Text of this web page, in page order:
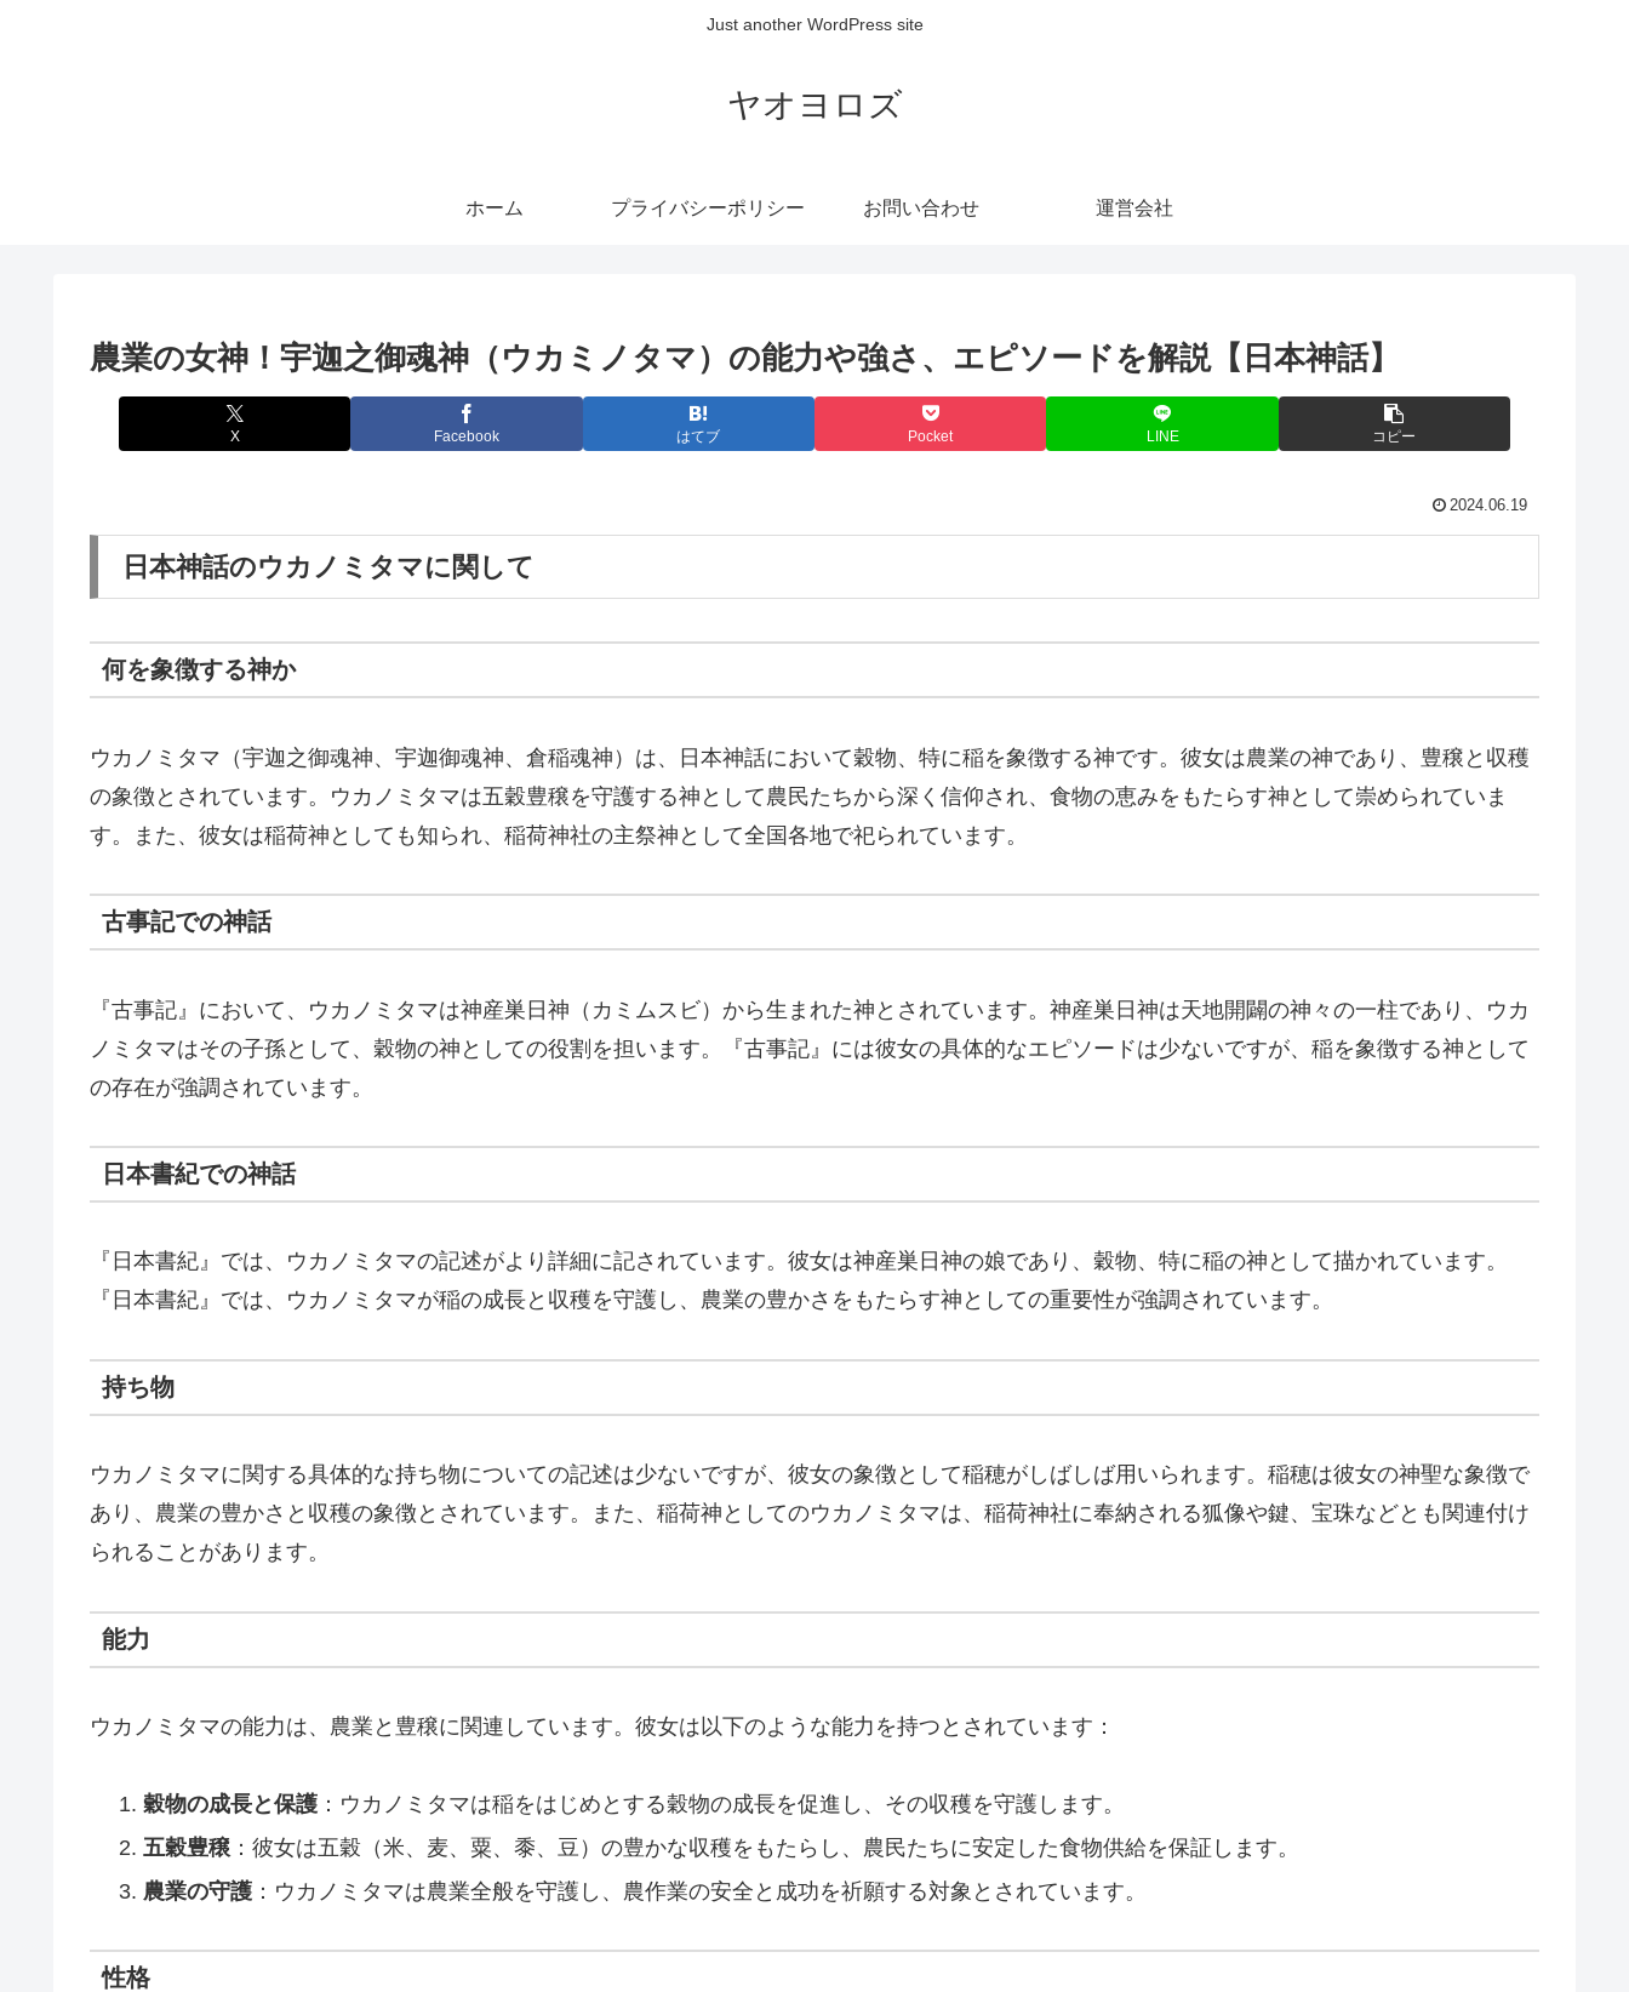
Just another WordPress site
ヤオヨロズ
ホーム プライバシーポリシー お問い合わせ 運営会社
農業の女神！宇迦之御魂神（ウカミノタマ）の能力や強さ、エピソードを解説【日本神話】
X Facebook はてブ Pocket LINE コピー
2024.06.19
日本神話のウカノミタマに関して
何を象徴する神か
ウカノミタマ（宇迦之御魂神、宇迦御魂神、倉稲魂神）は、日本神話において穀物、特に稲を象徴する神です。彼女は農業の神であり、豊穣と収穫
の象徴とされています。ウカノミタマは五穀豊穣を守護する神として農民たちから深く信仰され、食物の恵みをもたらす神として崇められていま
す。また、彼女は稲荷神としても知られ、稲荷神社の主祭神として全国各地で祀られています。
古事記での神話
『古事記』において、ウカノミタマは神産巣日神（カミムスビ）から生まれた神とされています。神産巣日神は天地開闢の神々の一柱であり、ウカ
ノミタマはその子孫として、穀物の神としての役割を担います。『古事記』には彼女の具体的なエピソードは少ないですが、稲を象徴する神として
の存在が強調されています。
日本書紀での神話
『日本書紀』では、ウカノミタマの記述がより詳細に記されています。彼女は神産巣日神の娘であり、穀物、特に稲の神として描かれています。
『日本書紀』では、ウカノミタマが稲の成長と収穫を守護し、農業の豊かさをもたらす神としての重要性が強調されています。
持ち物
ウカノミタマに関する具体的な持ち物についての記述は少ないですが、彼女の象徴として稲穂がしばしば用いられます。稲穂は彼女の神聖な象徴で
あり、農業の豊かさと収穫の象徴とされています。また、稲荷神としてのウカノミタマは、稲荷神社に奉納される狐像や鍵、宝珠などとも関連付け
られることがあります。
能力
ウカノミタマの能力は、農業と豊穣に関連しています。彼女は以下のような能力を持つとされています：
穀物の成長と保護：ウカノミタマは稲をはじめとする穀物の成長を促進し、その収穫を守護します。
五穀豊穣：彼女は五穀（米、麦、粟、黍、豆）の豊かな収穫をもたらし、農民たちに安定した食物供給を保証します。
農業の守護：ウカノミタマは農業全般を守護し、農作業の安全と成功を祈願する対象とされています。
性格